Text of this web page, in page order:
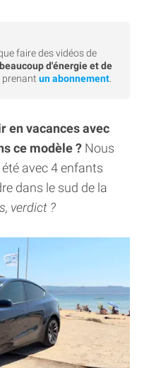
faire des vidéos de
beaucoup d'énergie et de
prenant un abonnement
en vacances avec
ce modèle ? Nous
avec 4 enfants
dans le sud de la
verdict ?